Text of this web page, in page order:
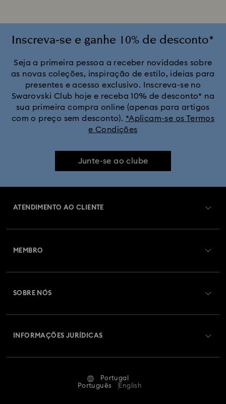
Inscreva-se e ganhe 10% de desconto*
Seja a primeira pessoa a receber novidades sobre
as novas coleções, inspiração de estilo, ideias para
presentes e acesso exclusivo. Inscreva-se no
Swarovski Club hoje e receba 10% de desconto* na
sua primeira compra online (apenas para artigos
com o preço sem desconto). *Aplicam-se os Termos
e Condições
Junte-se ao clube
ATENDIMENTO AO CLIENTE
Devoluções e Troca
Estado Da Reparação
MEMBRO
SOBRE NÓS
INFORMAÇÕES JURÍDICAS
Termos e Condições
Portugal
Português
English